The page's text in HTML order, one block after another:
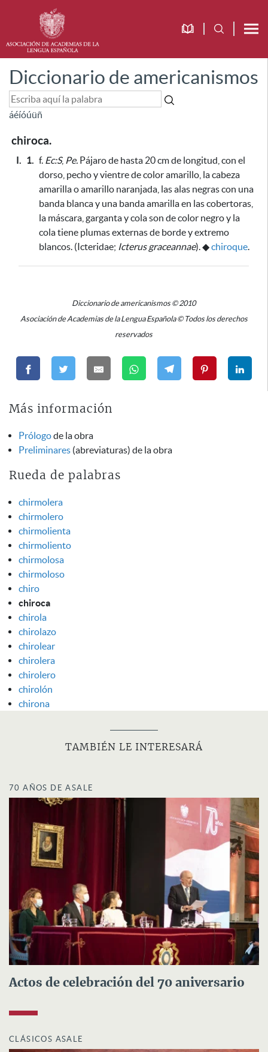
Diccionario de americanismos
áéíóúüñ
chiroca.
I. 1. f. Ec:S, Pe. Pájaro de hasta 20 cm de longitud, con el
dorso, pecho y vientre de color amarillo, la cabeza
amarilla o amarillo naranjada, las alas negras con una
banda blanca y una banda amarilla en las cobertoras,
la máscara, garganta y cola son de color negro y la
cola tiene plumas externas de borde y extremo
blancos. (Icteridae; Icterus graceannae).◆chiroque.
Diccionario de americanismos © 2010
Asociación de Academias de la Lengua Española © Todos los derechos
reservados
Más información
Prólogode la obra
Preliminares (abreviaturas) de la obra
Rueda de palabras
chirmolera
chirmolero
chirmolienta
chirmoliento
chirmolosa
chirmoloso
chiro
chiroca
chirola
chirolazo
chirolear
chirolera
chirolero
chirolón
chirona
TAMBIÉN LE INTERESARÁ
70 AÑOS DE ASALE
Actos de celebración del 70 aniversario
CLÁSICOS ASALE